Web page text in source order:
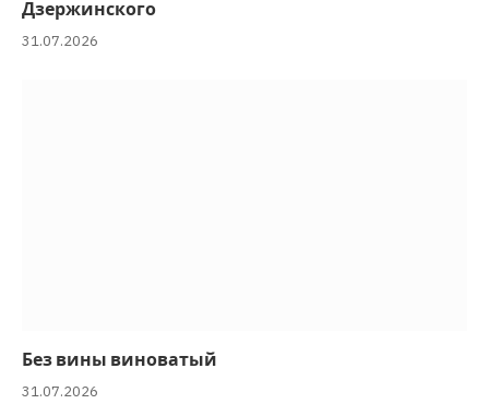
Дзержинского
31.07.2026
Без вины виноватый
31.07.2026